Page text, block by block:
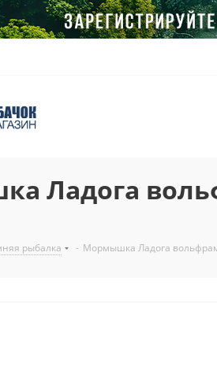
Ладога
рыбалка - Мормышка Ладога